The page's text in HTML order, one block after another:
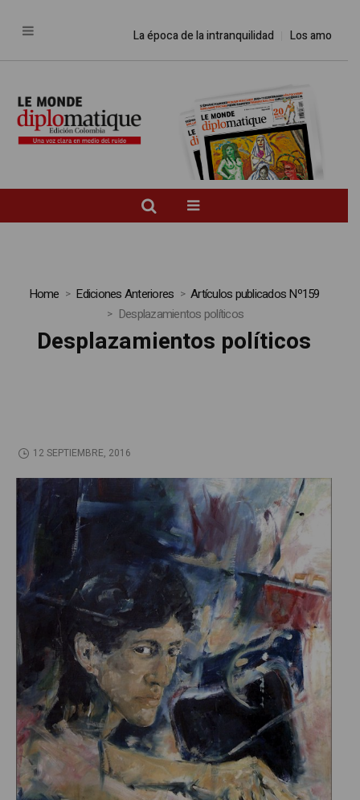
La época de la intranquilidad Los amos del mundo
Home Ediciones Anteriores
Artículos publicados Nº159
Desplazamientos políticos
Desplazamientos políticos
12 SEPTIEMBRE, 2016